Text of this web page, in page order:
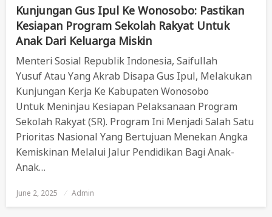
Kunjungan Gus Ipul Ke Wonosobo: Pastikan
Kesiapan Program Sekolah Rakyat Untuk
Anak Dari Keluarga Miskin
Menteri Sosial Republik Indonesia, Saifullah
Yusuf Atau Yang Akrab Disapa Gus Ipul, Melakukan
Kunjungan Kerja Ke Kabupaten Wonosobo
Untuk Meninjau Kesiapan Pelaksanaan Program
Sekolah Rakyat (SR). Program Ini Menjadi Salah Satu
Prioritas Nasional Yang Bertujuan Menekan Angka
Kemiskinan Melalui Jalur Pendidikan Bagi Anak-
Anak…
Posted
June 2, 2025 Admin